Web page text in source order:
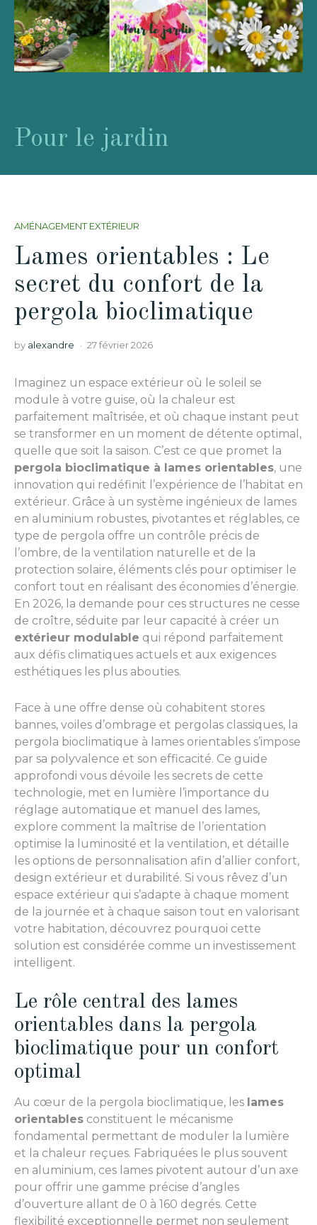
Pour le jardin
AMÉNAGEMENT EXTÉRIEUR
Lames orientables : Le
secret du confort de la
pergola bioclimatique
by alexandre 27 février 2026
Imaginez un espace extérieur où le soleil se
module à votre guise, où la chaleur est
parfaitement maîtrisée, et où chaque instant peut
se transformer en un moment de détente optimal,
quelle que soit la saison. C’est ce que promet la
pergola bioclimatique à lames orientables, une
innovation qui redéfinit l’expérience de l’habitat en
extérieur. Grâce à un système ingénieux de lames
en aluminium robustes, pivotantes et réglables, ce
type de pergola offre un contrôle précis de
l’ombre, de la ventilation naturelle et de la
protection solaire, éléments clés pour optimiser le
confort tout en réalisant des économies d’énergie.
En 2026, la demande pour ces structures ne cesse
de croître, séduite par leur capacité à créer un
extérieur modulable qui répond parfaitement
aux défis climatiques actuels et aux exigences
esthétiques les plus abouties.
Face à une offre dense où cohabitent stores
bannes, voiles d’ombrage et pergolas classiques, la
pergola bioclimatique à lames orientables s’impose
par sa polyvalence et son efficacité. Ce guide
approfondi vous dévoile les secrets de cette
technologie, met en lumière l’importance du
réglage automatique et manuel des lames,
explore comment la maîtrise de l’orientation
optimise la luminosité et la ventilation, et détaille
les options de personnalisation afin d’allier confort,
design extérieur et durabilité. Si vous rêvez d’un
espace extérieur qui s’adapte à chaque moment
de la journée et à chaque saison tout en valorisant
votre habitation, découvrez pourquoi cette
solution est considérée comme un investissement
intelligent.
Le rôle central des lames
orientables dans la pergola
bioclimatique pour un confort
optimal
Au cœur de la pergola bioclimatique, les lames
orientables constituent le mécanisme
fondamental permettant de moduler la lumière
et la chaleur reçues. Fabriquées le plus souvent
en aluminium, ces lames pivotent autour d’un axe
pour offrir une gamme précise d’angles
d’ouverture allant de 0 à 160 degrés. Cette
flexibilité exceptionnelle permet non seulement